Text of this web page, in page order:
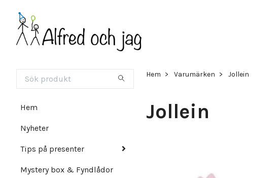
Hem
Nyheter
Tips på presenter
Mystery box & Fyndlådor
Hem Varumärken Jollein
Jollein